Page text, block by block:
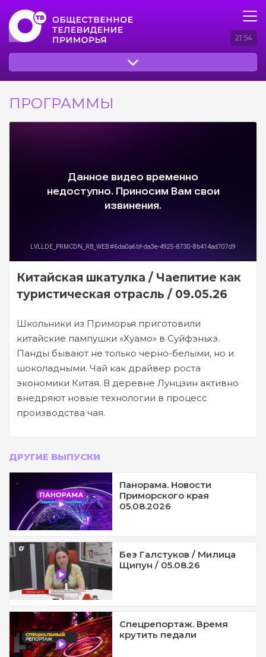
21:54
ПРОГРАММЫ
Китайская шкатулка / Чаепитие как
туристическая отрасль / 09.05.26
Школьники из Приморья приготовили
китайские пампушки «Хуамо» в Суйфэньхэ.
Панды бывают не только черно-белыми, но и
шоколадными. Чай как драйвер роста
экономики Китая. В деревне Лунцзин активно
внедряют новые технологии в процесс
производства чая.
ДРУГИЕ ВЫПУСКИ
Панорама. Новости
Приморского края
05.08.2026
Без Галстуков / Милица
Щипун / 05.08.26
Спецрепортаж. Время
крутить педали